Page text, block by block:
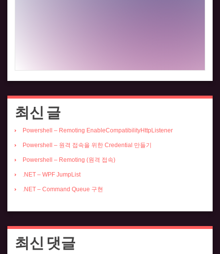
최신 글
Powershell – Remoting EnableCompatibilityHttpListener
Powershell – 원격 접속을 위한 Credential 만들기
Powershell – Remoting (원격 접속)
.NET – WPF JumpList
.NET – Command Queue 구현
최신 댓글